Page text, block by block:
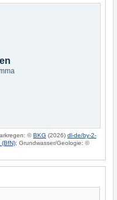
©BKG (2026) dl-de/by-2-
(BfN); Grundwasser/Geologie: ©